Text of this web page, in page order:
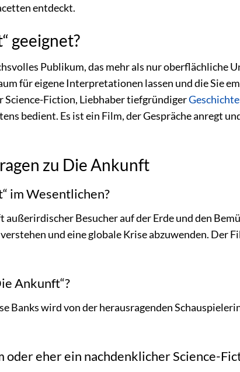
entdeckt.
geeignet?
Publikum, das mehr als nur oberflächliche
für eigene Interpretationen lassen und die Sie
Fiction, Liebhaber tiefgründiger
bedient. Es ist ein Film, der Gespräche anregt
zu Die Ankunft
im Wesentlichen?
Besucher auf der Erde und den
und eine globale Krise abzuwenden. Der
Ankunft“?
Banks wird von der herausragenden
oder eher ein nachdenklicher Science-